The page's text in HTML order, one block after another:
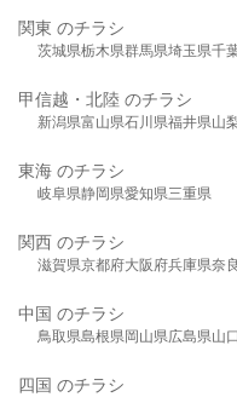
関東 のチラシ
茨城県栃木県群馬県埼玉県千
甲信越・北陸 のチラシ
新潟県富山県石川県福井県山
東海 のチラシ
岐阜県静岡県愛知県三重県
関西 のチラシ
滋賀県京都府大阪府兵庫県奈
中国 のチラシ
鳥取県島根県岡山県広島県山
四国 のチラシ